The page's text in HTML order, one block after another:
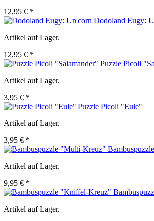
12,95 € *
Dodoland Eugy:
Artikel auf Lager.
12,95 € *
Puzzle Picoli
Artikel auf Lager.
3,95 € *
Puzzle Picoli "Eule"
Artikel auf Lager.
3,95 € *
Artikel auf Lager.
9,95 € *
Artikel auf Lager.